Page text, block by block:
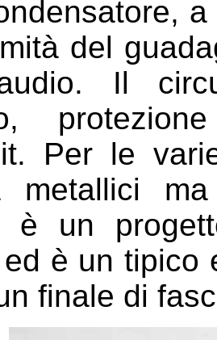
del
Il
Per le
metallici
è un
è un tipico
finale di